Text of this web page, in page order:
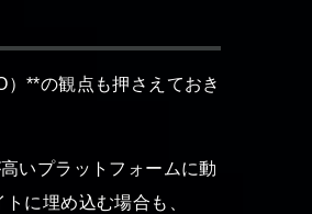
**の観点も押さえておき
いプラットフォームに動
に埋め込む場合も、